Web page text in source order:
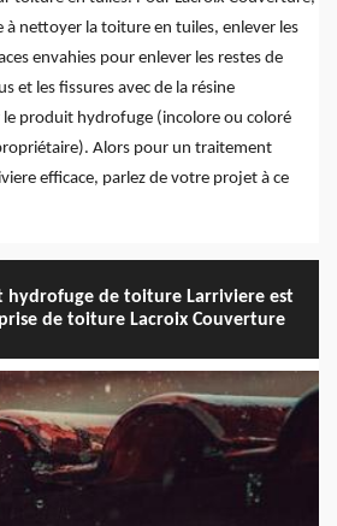
à nettoyer la toiture en tuiles, enlever les
envahies pour enlever les restes de
et les fissures avec de la résine
produit hydrofuge (incolore ou coloré
Alors pour un traitement
efficace, parlez de votre projet à ce
hydrofuge de toiture Larriviere est
de toiture Lacroix Couverture